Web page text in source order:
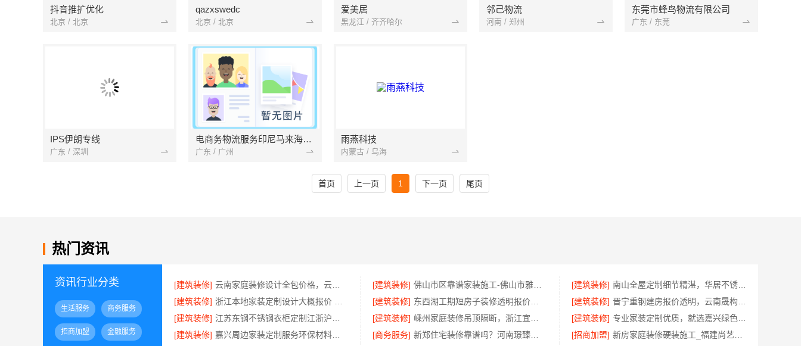
抖音推扩优化
北京 / 北京
qazxswedc
北京 / 北京
爱美居
黑龙江 / 齐齐哈尔
邻己物流
河南 / 郑州
东莞市蜂鸟物流有限公司
广东 / 东莞
IPS伊朗专线
广东 / 深圳
电商务物流服务印尼马来海运空运双清到门
广东 / 广州
雨燕科技
内蒙古 / 乌海
首页 上一页 1 下一页 尾页
热门资讯
资讯行业分类
生活服务 商务服务
招商加盟 金融服务
[建筑装修] [建筑装修] [建筑装修]
南山全屋定制细节精湛，华居不锈钢家装更省心
[建筑装修]
[建筑装修] [建筑装修]
[建筑装修]
[建筑装修] [建筑装修]
[建筑装修]
[商务服务] [招商加盟]